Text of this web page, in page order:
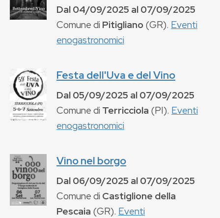
Dal04/09/2025 al07/09/2025
Comune di Pitigliano(GR). Eventi
enogastronomici
Festa dell'Uva e del Vino
Dal05/09/2025 al07/09/2025
Comune di Terricciola (PI). Eventi
enogastronomici
Vino nel borgo
Dal06/09/2025 al07/09/2025
Comune di Castiglione della
Pescaia (GR). Eventi